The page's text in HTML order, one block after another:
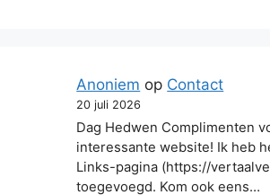
Anoniem op Contact
20 juli 2026
Dag Hedwen Complimenten
interessante website! Ik heb
Links-pagina (https://
toegevoegd. Kom ook eens…